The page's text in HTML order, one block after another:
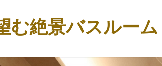
む絶景バスルー